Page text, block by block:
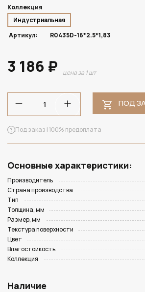
Коллекция
Индустриальная
Артикул:
R0435D-16*2.5*1,83
3 186 ₽ цена за 1 шт
ПОД
Под заказ | 100% предоплата
Основные характеристики:
Производитель
Страна производства
Тип
Толщина, мм
Размер, мм
Текстура поверхности
Цвет
Влагостойкость
Коллекция
Наличие